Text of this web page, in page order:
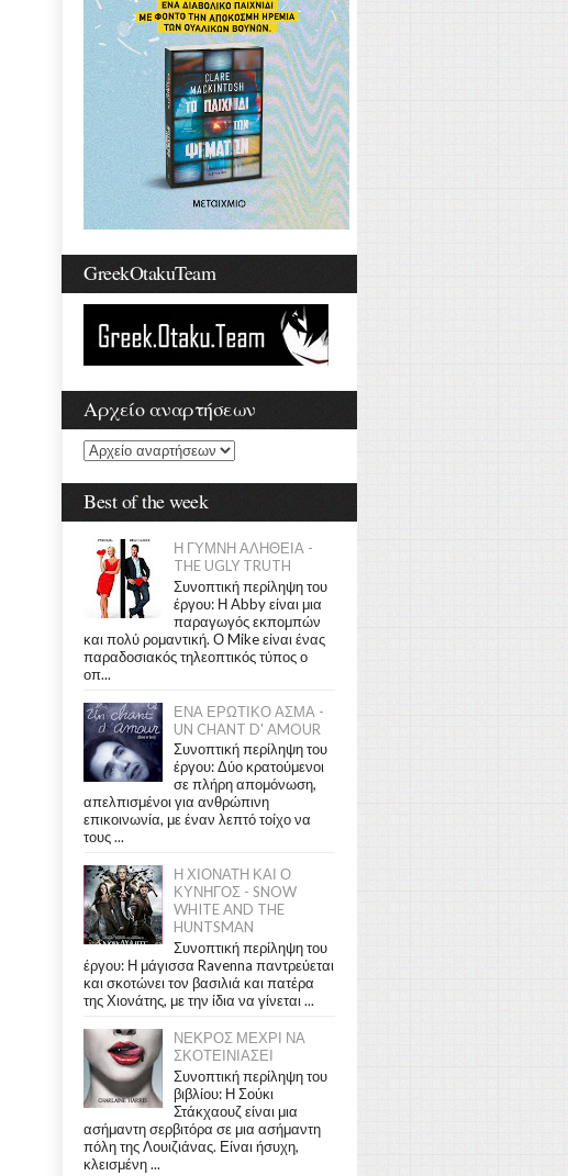
GreekOtakuTeam
Αρχείο αναρτήσεων
Best of the week
Η ΓΥΜΝΗ ΑΛΗΘΕΙΑ -
THE UGLY TRUTH
Συνοπτική περίληψη του
έργου: Η Abby είναι μια
παραγωγός εκπομπών
και πολύ ρομαντική. Ο Mike είναι ένας
παραδοσιακός τηλεοπτικός τύπος ο
οπ...
ΕΝΑ ΕΡΩΤΙΚΟ ΑΣΜΑ -
UN CHANT D' AMOUR
Συνοπτική περίληψη του
έργου: Δύο κρατούμενοι
σε πλήρη απομόνωση,
απελπισμένοι για ανθρώπινη
επικοινωνία, με έναν λεπτό τοίχο να
τους ...
Η ΧΙΟΝΑΤΗ ΚΑΙ Ο
ΚΥΝΗΓΟΣ - SNOW
WHITE AND THE
HUNTSMAN
Συνοπτική περίληψη του
έργου: Η μάγισσα Ravenna παντρεύεται
και σκοτώνει τον βασιλιά και πατέρα
της Χιονάτης, με την ίδια να γίνεται ...
ΝΕΚΡΟΣ ΜΕΧΡΙ ΝΑ
ΣΚΟΤΕΙΝΙΑΣΕΙ
Συνοπτική περίληψη του
βιβλίου: Η Σούκι
Στάκχαουζ είναι μια
ασήμαντη σερβιτόρα σε μια ασήμαντη
πόλη της Λουιζιάνας. Είναι ήσυχη,
κλεισμένη ...